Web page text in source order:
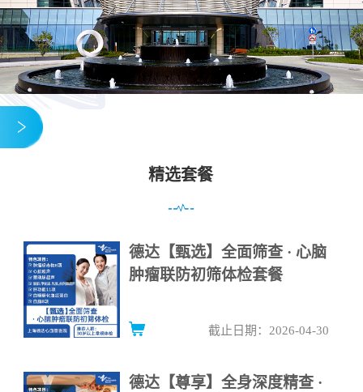
精选套餐
德达【甄选】全面筛查 · 心脑
肿瘤联防初筛体检套餐
截止日期：2026-04-30
德达【尊享】全身深度精查 ·